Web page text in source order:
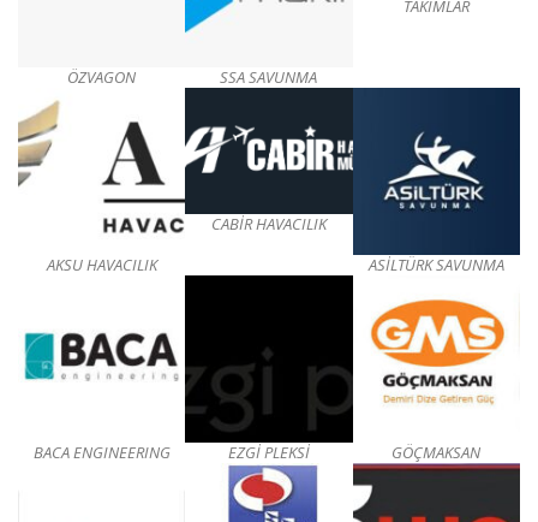
ÖZVAGON SSA SAVUNMA
TAKIMLAR
AKSU HAVACILIK
CABİR HAVACILIK
ASİLTÜRK SAVUNMA
BACA ENGINEERING EZGİ PLEKSİ GÖÇMAKSAN